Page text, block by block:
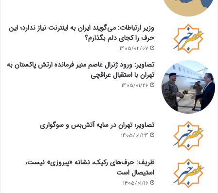
وزیر ارتباطات: می‌گویند ایران به اینترنت نیاز ندارد؛ این
حرف را کجای دلم بگذارم؟
1405/02/07
تصاویر: ورود ژنرال عاصم منیر فرمانده ارتش پاکستان به
تهران با استقبال عراقچی
1405/01/26
تصاویر؛ تهران در سایه آتش‌بس و سوگواری
1405/01/24
ظریف: حرف‌های رکیک، نشانه «پیروزی» نیست،
استیصال است
1405/01/16